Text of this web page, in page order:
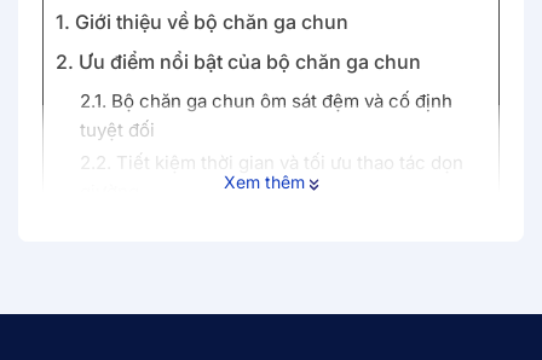
1. Giới thiệu về bộ chăn ga chun
2. Ưu điểm nổi bật của bộ chăn ga chun
2.1. Bộ chăn ga chun ôm sát đệm và cố định
tuyệt đối
2.2. Tiết kiệm thời gian và tối ưu thao tác dọn
2.5. Đa dạng chất liệu cho nhiều nhu cầu
Xem thêm